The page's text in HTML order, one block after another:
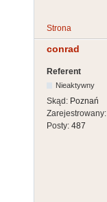
Strona
conrad
Referent
Nieaktywny
Skąd: Poznań
Zarejestrowany:
Posty: 487